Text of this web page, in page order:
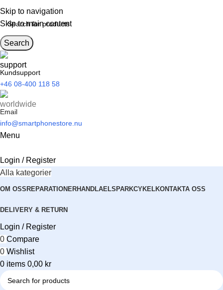
Skip to navigation
Skip to main content
Search
Kundsupport
+46 08-400 118 58
Email
info@smartphonestore.nu
Menu
Login / Register
Alla kategorier
OM OSS REPARATIONERHANDLAELSPARKCYKELKONTAKTA OSS
DELIVERY & RETURN
Login / Register
0 Compare
0 Wishlist
0 items 0,00 kr